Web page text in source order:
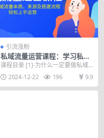
引流涨粉
私域流量运营课程：学习私域
流量本质，来源及搭建流程，
轻松上手运营
课程目录 [1]-为什么一定要做私域
流量？私域流量的底层逻辑.mp4
[2]-私...
2024-12-22 196 9.9